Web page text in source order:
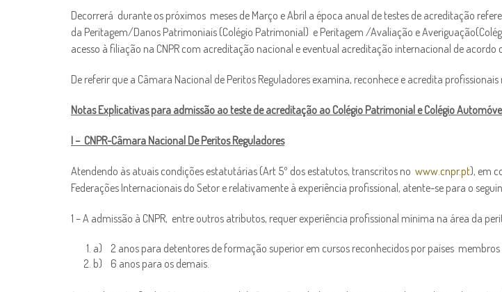
Decorrerá durante os próximos meses de Março e Abril a época anual de testes de acreditação
da Peritagem/Danos Patrimoniais (Colégio Patrimonial) e Peritagem /Avaliação e
acesso à filiação na CNPR com acreditação nacional e eventual acreditação internacional de acordo
De referir que a Câmara Nacional de Peritos Reguladores examina, reconhece e acredita profissionais
Notas Explicativas para admissão ao teste de acreditação ao Colégio Patrimonial e Colégio
I – CNPR-Câmara Nacional De Peritos Reguladores
Atendendo às atuais condições estatutárias (Art 5º dos estatutos, transcritos no www.cnpr.pt), em
Federações Internacionais do Setor e relativamente à experiência profissional, atente-se para o
1 – A admissão à CNPR, entre outros atributos, requer experiência profissional mínima na área da
a) 2 anos para detentores de formação superior em cursos reconhecidos por países membros
b) 6 anos para os demais.